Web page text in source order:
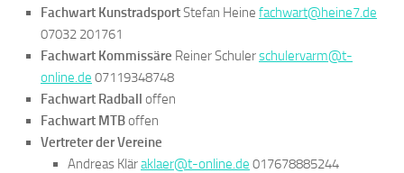
Fachwart KunstradsportStefan Heine fachwart@heine7.de
07032 201761
Fachwart Kommissäre Reiner Schulerschulervarm@t-
online.de 07119348748
Fachwart Radball offen
Fachwart MTBoffen
Vertreter der Vereine
Andreas Kläraklaer@t-online.de 017678885244